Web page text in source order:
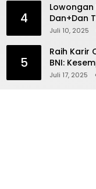
4
Lowongan
Dan+Dan
Minimal
Juli 10, 2025
5
Raih Karir
BNI:
Serang!
Juli 17, 2025